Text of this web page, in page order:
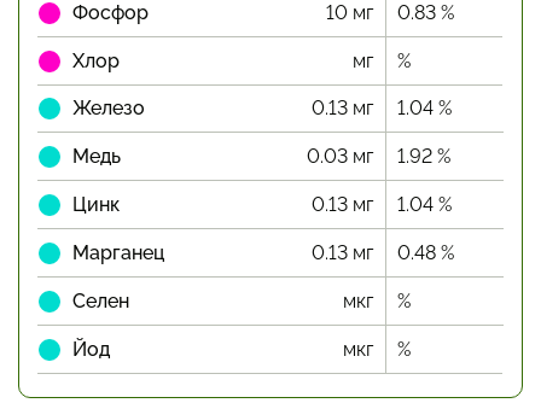
Фосфор 10 мг 0.83 %
Хлор мг %
Железо 0.13 мг 1.04 %
Медь 0.03 мг 1.92 %
Цинк 0.13 мг 1.04 %
Марганец 0.13 мг 0.48 %
Селен мкг %
Йод мкг %